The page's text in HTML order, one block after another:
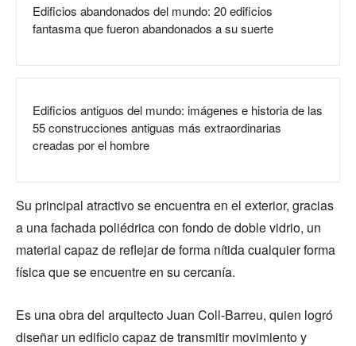
Edificios abandonados del mundo: 20 edificios
fantasma que fueron abandonados a su suerte
Edificios antiguos del mundo: imágenes e historia de las
55 construcciones antiguas más extraordinarias
creadas por el hombre
Su principal atractivo se encuentra en el exterior, gracias
a una fachada poliédrica con fondo de doble vidrio, un
material capaz de reflejar de forma nítida cualquier forma
física que se encuentre en su cercanía.
Es una obra del arquitecto Juan Coll-Barreu, quien logró
diseñar un edificio capaz de transmitir movimiento y